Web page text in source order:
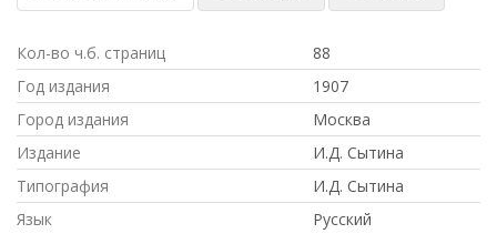
Кол-во ч.б. страниц
88
Год издания
1907
Город издания
Москва
Издание
И.Д. Сытина
Типография
И.Д. Сытина
Язык
Русский